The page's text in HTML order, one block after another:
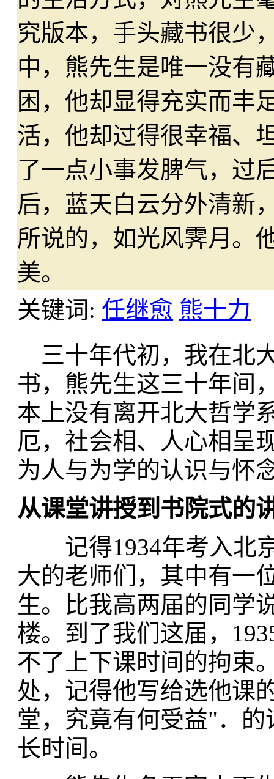
究版本，手头藏书很少
中，熊先生是唯一没有
困，他却显得充实而丰
活，他却过得很幸福、
了一点小事发脾气，过
后，蓝天白云分外清新
所说的，如光风霁月。
美。
关键词: 任继愈 熊十力
三十年代初，我在北
书，熊先生这三十年间
本上没有离开北大哲学
厄，社会相、人心相呈
为人与为学的认识与怀
从课堂讲授到书院式的
记得1934年考入北京
大的老师们，其中有一
生。比我高两届的同学
楼。到了我们这届，
不了上下课时间的拘束
处，记得他写给选他课
堂，究竟有何受益"．
长时间。